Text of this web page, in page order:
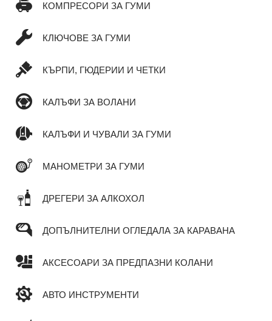
КОМПРЕСОРИ ЗА ГУМИ
КЛЮЧОВЕ ЗА ГУМИ
КЪРПИ, ГЮДЕРИИ И ЧЕТКИ
КАЛЪФИ ЗА ВОЛАНИ
КАЛЪФИ И ЧУВАЛИ ЗА ГУМИ
МАНОМЕТРИ ЗА ГУМИ
ДРЕГЕРИ ЗА АЛКОХОЛ
ДОПЪЛНИТЕЛНИ ОГЛЕДАЛА ЗА КАРАВАНА
АКСЕСОАРИ ЗА ПРЕДПАЗНИ КОЛАНИ
АВТО ИНСТРУМЕНТИ